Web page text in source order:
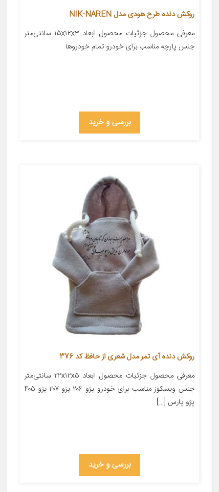
روکش دنده طرح هودی مدل NIK-NAREN
معرفی محصول جزئیات محصول ابعاد ۱۵x۱۲x۳ سانتی‌متر
جنس پارچه مناسب برای خودرو تمام خودروها
بررسی و خرید
روکش دنده آی تمر مدل شعری از حافظ کد 376
معرفی محصول جزئیات محصول ابعاد ۲۲x۱۲x۵ سانتی‌متر
جنس ویسکوز مناسب برای خودرو پژو ۲۰۶ پژو ۲۰۷ پژو ۴۰۵
پژو پارس […]
بررسی و خرید